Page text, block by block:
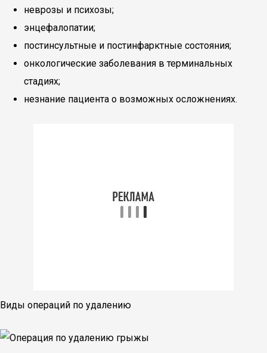
неврозы и психозы;
энцефалопатии;
постинсультные и постинфарктные состояния;
онкологические заболевания в терминальных
стадиях;
незнание пациента о возможных осложнениях.
Виды операций по удалению